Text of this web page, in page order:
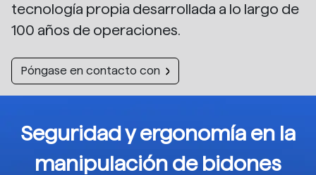
tecnología propia desarrollada a lo largo de
100 años de operaciones.
Póngase en contacto con
Seguridad y ergonomía en la
manipulación de bidones